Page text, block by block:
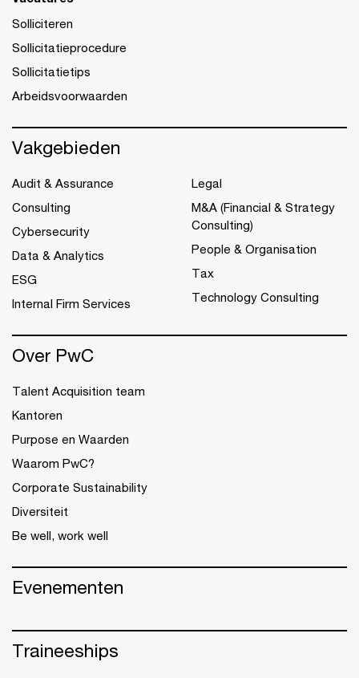
Solliciteren
Sollicitatieprocedure
Sollicitatietips
Arbeidsvoorwaarden
Vakgebieden
Audit & Assurance
Consulting
Cybersecurity
Data & Analytics
ESG
Internal Firm Services
Legal
M&A (Financial & Strategy
Consulting)
People & Organisation
Tax
Technology Consulting
Over PwC
Talent Acquisition team
Kantoren
Purpose en Waarden
Waarom PwC?
Corporate Sustainability
Diversiteit
Be well, work well
Evenementen
Traineeships